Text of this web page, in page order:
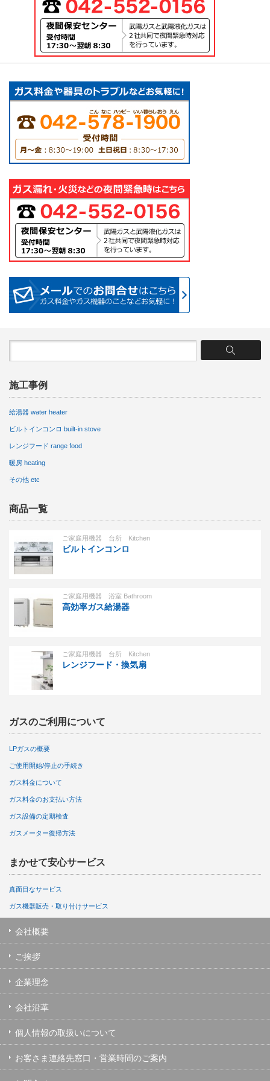
施工事例
給湯器 water heater
ビルトインコンロ built-in stove
レンジフード range food
暖房 heating
その他 etc
商品一覧
ご家庭用機器 台所 Kitchen
ビルトインコンロ
ご家庭用機器 浴室 Bathroom
高効率ガス給湯器
ご家庭用機器 台所 Kitchen
レンジフード・換気扇
ガスのご利用について
LPガスの概要
ご使用開始/停止の手続き
ガス料金について
ガス料金のお支払い方法
ガス設備の定期検査
ガスメーター復帰方法
まかせて安心サービス
真面目なサービス
ガス機器販売・取り付けサービス
会社概要
ご挨拶
企業理念
会社沿革
個人情報の取扱いについて
お客さま連絡先窓口・営業時間のご案内